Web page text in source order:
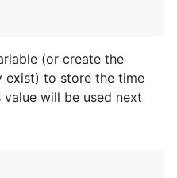
(or create the
exist) to store the time
will be used next